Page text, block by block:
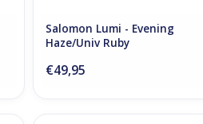
Salomon Lumi - Evening
Haze/Univ Ruby
€49,95